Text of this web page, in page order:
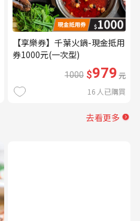
【享樂券】千葉火鍋-現金抵用
券1000元(一次型)
1000 $979元
16 人已購買
去看更多